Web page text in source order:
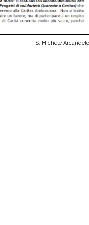
S. Michele